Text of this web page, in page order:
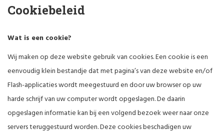
Cookiebeleid
Wat is een cookie?
Wij maken op deze website gebruik van cookies. Een cookie is een
eenvoudig klein bestandje dat met pagina’s van deze website en/of
Flash-applicaties wordt meegestuurd en door uw browser op uw
harde schrijf van uw computer wordt opgeslagen. De daarin
opgeslagen informatie kan bij een volgend bezoek weer naar onze
servers teruggestuurd worden. Deze cookies beschadigen uw